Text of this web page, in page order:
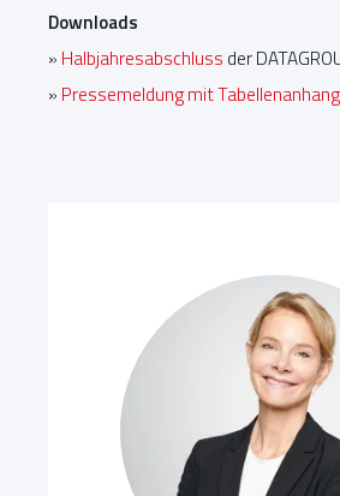
Downloads
» Halbjahresabschluss der
» Pressemeldung mit Tabellenanhang